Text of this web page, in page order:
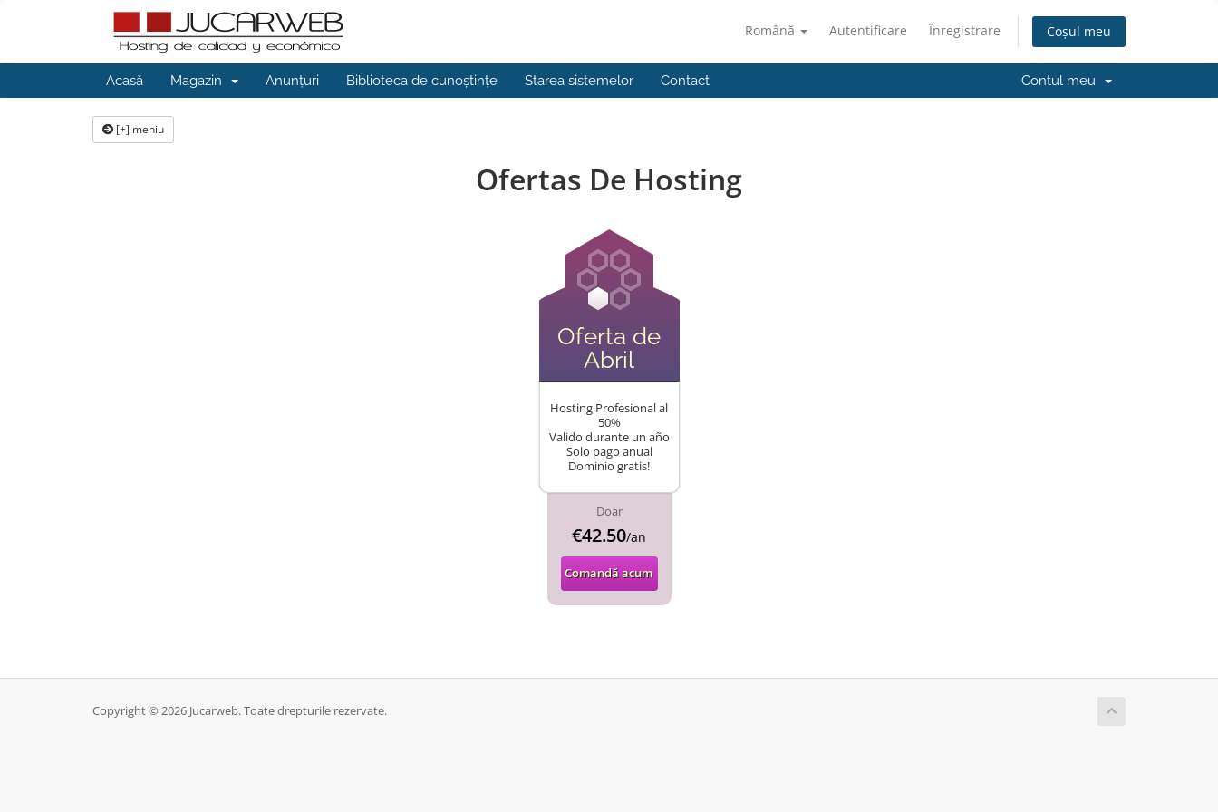
Română Autentificare Înregistrare Coșul meu
Acasă Magazin Anunțuri Biblioteca de cunoștințe Starea sistemelor Contact Contul meu
[+] meniu
Ofertas De Hosting
Oferta de
Abril
Hosting Profesional al
50%
Valido durante un año
Solo pago anual
Dominio gratis!
Doar
€42.50/an
Comandă acum
Copyright © 2026 Jucarweb. Toate drepturile rezervate.